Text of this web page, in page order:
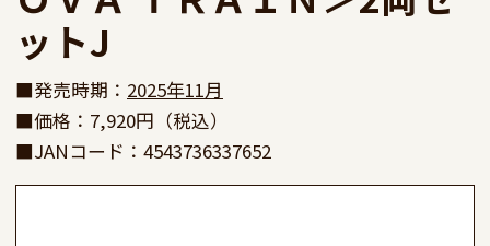
ットJ
■発売時期： 2025年11月
■価格：7,920円（税込）
■JANコード：4543736337652